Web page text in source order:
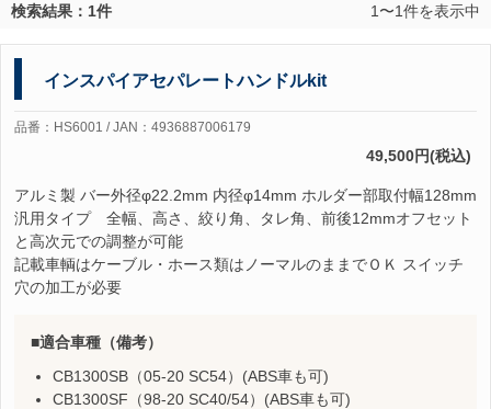
検索結果：1件 1〜1件を表示中
インスパイアセパレートハンドルkit
品番：HS6001 / JAN：4936887006179
49,500円(税込)
アルミ製 バー外径φ22.2mm 内径φ14mm ホルダー部取付幅128mm
汎用タイプ 全幅、高さ、絞り角、タレ角、前後12mmオフセット
と高次元での調整が可能
記載車輌はケーブル・ホース類はノーマルのままでＯＫ スイッチ
穴の加工が必要
適合車種（備考）
CB1300SB（05-20 SC54）(ABS車も可)
CB1300SF（98-20 SC40/54）(ABS車も可)